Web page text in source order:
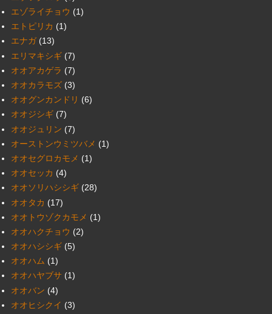
エゾライチョウ (1)
エトピリカ (1)
エナガ (13)
エリマキシギ (7)
オオアカゲラ (7)
オオカラモズ (3)
オオグンカンドリ (6)
オオジシギ (7)
オオジュリン (7)
オーストンウミツバメ (1)
オオセグロカモメ (1)
オオセッカ (4)
オオソリハシシギ (28)
オオタカ (17)
オオトウゾクカモメ (1)
オオハクチョウ (2)
オオハシシギ (5)
オオハム (1)
オオハヤブサ (1)
オオバン (4)
オオヒシクイ (3)